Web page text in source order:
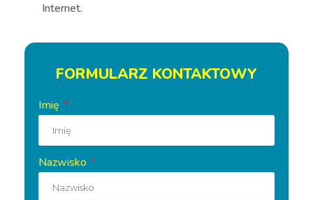
Internet.
FORMULARZ KONTAKTOWY
Imię
Nazwisko